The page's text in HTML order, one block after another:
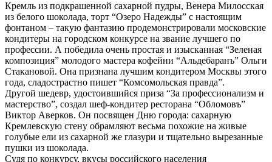
Кремль из подкрашенной сахарной пудры, Венера Милосская
из белого шоколада, торт “Озеро Надежды” с настоящим
фонтаном – такую фантазию продемонстрировали московские
кондитеры на городском конкурсе на звание лучшего по
профессии. А победила очень простая и изысканная “Зеленая
композиция” молодого мастера кофейни “Альдебаранъ” Ольги
Стакановой. Она признана лучшим кондитером Москвы этого
года, сладострастно пишет “Комсомольская правда”.
Другой шедевр, удостоившийся приза “За профессионализм и
мастерство”, создал шеф-кондитер ресторана “Обломовъ”
Виктор Аверков. Он посвящен Дню города: сахарную
Кремлевскую стену обрамляют весьма похожие на живые
голубые ели из сахарной же глазури и тщательно вырезанные
пушки из шоколада.
Судя по конкурсу, вкусы российского населения